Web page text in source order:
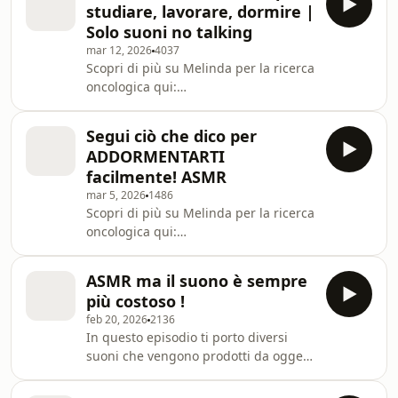
choices. Visit
megaphone.fm/adchoices
studiare, lavorare, dormire |
Solo suoni no talking
mar 12, 20264037
Scopri di più su Melinda per la ricerca
oncologica qui:
⁠https://servedby.flashtalking.com/click/1/
adv In questo episodio ti porto dei
suoni piacevolissimi senza il parlato,
per creare una bolla di
concentrazione perfetta per studiare,
lavorare o rilassarsi.
Segui ciò che dico per
ADDORMENTARTI
facilmente! ASMR
mar 5, 2026 1486
Scopri di più su Melinda per la ricerca
oncologica qui:
https://servedby.flashtalking.com/click/1/
adv Learn more about your ad
choices. Visit
megaphone.fm/adchoices
ASMR ma il suono è sempre
più costoso !
feb 20, 20262136
In questo episodio ti porto diversi
suoni che vengono prodotti da oggetti